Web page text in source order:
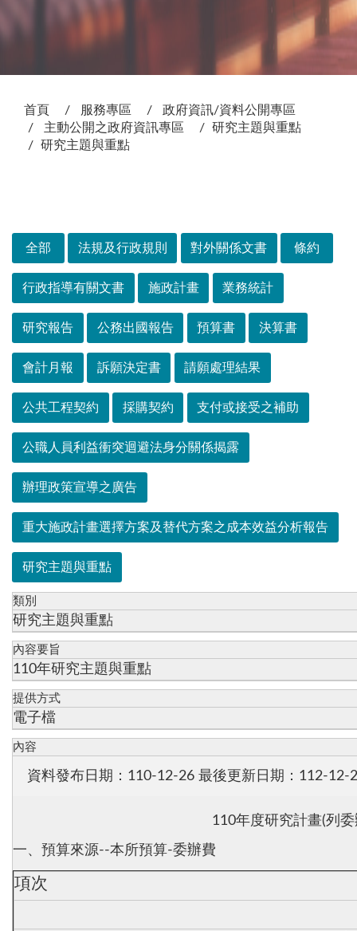
首頁 服務專區
政府資訊/資料公開專區
主動公開之政府資訊專區
研究主題與重點
研究主題與重點
全部 法規及行政規則 對外關係文書 條約
行政指導有關文書 施政計畫 業務統計
研究報告 公務出國報告 預算書 決算書
會計月報 訴願決定書 請願處理結果
公共工程契約 採購契約 支付或接受之補助
公職人員利益衝突迴避法身分關係揭露
辦理政策宣導之廣告
重大施政計畫選擇方案及替代方案之成本效益分析報告
研究主題與重點
類別
研究主題與重點
內容要旨
110年研究主題與重點
提供方式
電子檔
內容
資料發布日期：110-12-26 最後更新日期：112-12-
110年度研究計畫(列
一、預算來源--本所預算-委辦費
項次